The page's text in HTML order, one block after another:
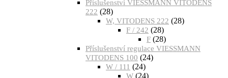
Příslušenství VIESSMANN VITODENS
222 (28)
W, VITODENS 222 (28)
F / 242 (28)
F (28)
Příslušenství regulace VIESSMANN
VITODENS 100 (24)
W / 111 (24)
W (24)